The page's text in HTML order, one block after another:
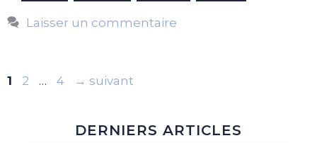
Laisser un commentaire
Page
1 Page
2 … Page
4 → suivant
DERNIERS ARTICLES